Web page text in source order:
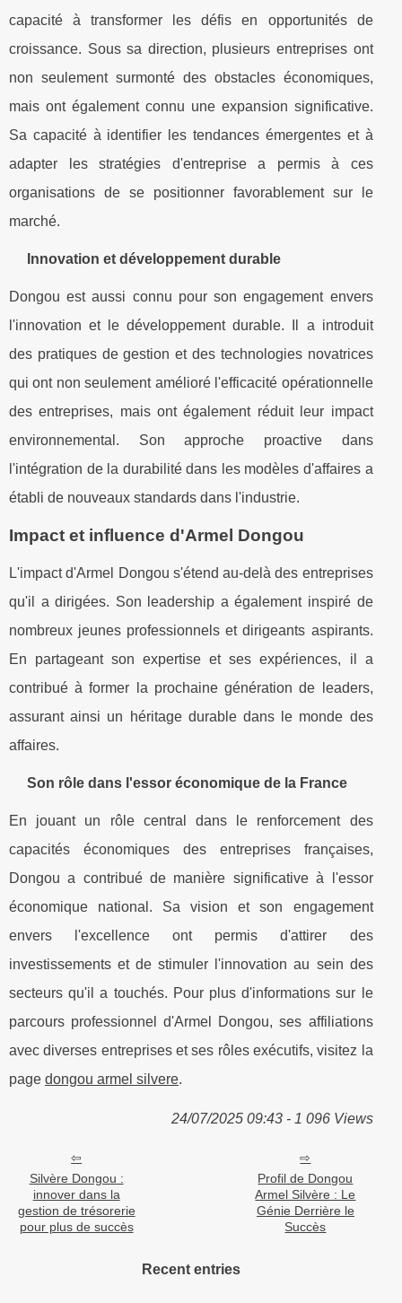
capacité à transformer les défis en opportunités de
croissance. Sous sa direction, plusieurs entreprises ont
non seulement surmonté des obstacles économiques,
mais ont également connu une expansion significative.
Sa capacité à identifier les tendances émergentes et à
adapter les stratégies d'entreprise a permis à ces
organisations de se positionner favorablement sur le
marché.
Innovation et développement durable
Dongou est aussi connu pour son engagement envers
l'innovation et le développement durable. Il a introduit
des pratiques de gestion et des technologies novatrices
qui ont non seulement amélioré l'efficacité opérationnelle
des entreprises, mais ont également réduit leur impact
environnemental. Son approche proactive dans
l'intégration de la durabilité dans les modèles d'affaires a
établi de nouveaux standards dans l'industrie.
Impact et influence d'Armel Dongou
L'impact d'Armel Dongou s'étend au-delà des entreprises
qu'il a dirigées. Son leadership a également inspiré de
nombreux jeunes professionnels et dirigeants aspirants.
En partageant son expertise et ses expériences, il a
contribué à former la prochaine génération de leaders,
assurant ainsi un héritage durable dans le monde des
affaires.
Son rôle dans l'essor économique de la France
En jouant un rôle central dans le renforcement des
capacités économiques des entreprises françaises,
Dongou a contribué de manière significative à l'essor
économique national. Sa vision et son engagement
envers l'excellence ont permis d'attirer des
investissements et de stimuler l'innovation au sein des
secteurs qu'il a touchés. Pour plus d'informations sur le
parcours professionnel d'Armel Dongou, ses affiliations
avec diverses entreprises et ses rôles exécutifs, visitez la
page dongou armel silvere.
24/07/2025 09:43 - 1 096 Views
Silvère Dongou :
innover dans la
gestion de trésorerie
pour plus de succès
Profil de Dongou
Armel Silvère : Le
Génie Derrière le
Succès
Recent entries